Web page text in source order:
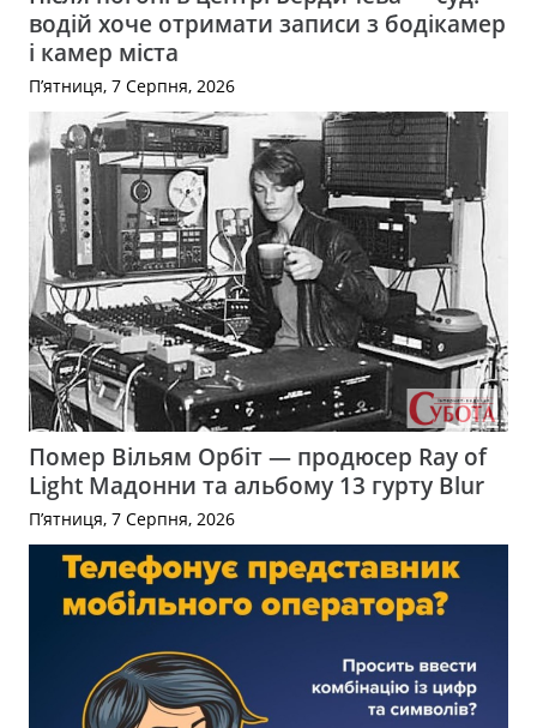
водій хоче отримати записи з бодікамер
і камер міста
П’ятниця, 7 Серпня, 2026
Помер Вільям Орбіт — продюсер Ray of
Light Мадонни та альбому 13 гурту Blur
П’ятниця, 7 Серпня, 2026